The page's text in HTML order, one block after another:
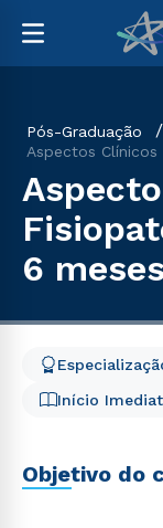
Pós-Graduação
Aspectos
6 meses
Início
Objetivo do